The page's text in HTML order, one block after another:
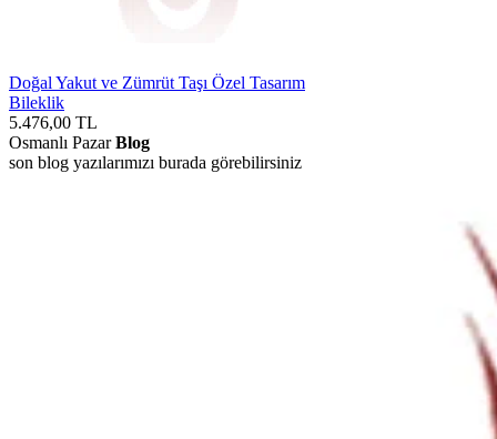
Doğal Yakut ve Zümrüt Taşı Özel Tasarım
Bileklik
5.476,00 TL
Osmanlı PazarBlog
son blog yazılarımızı burada görebilirsiniz